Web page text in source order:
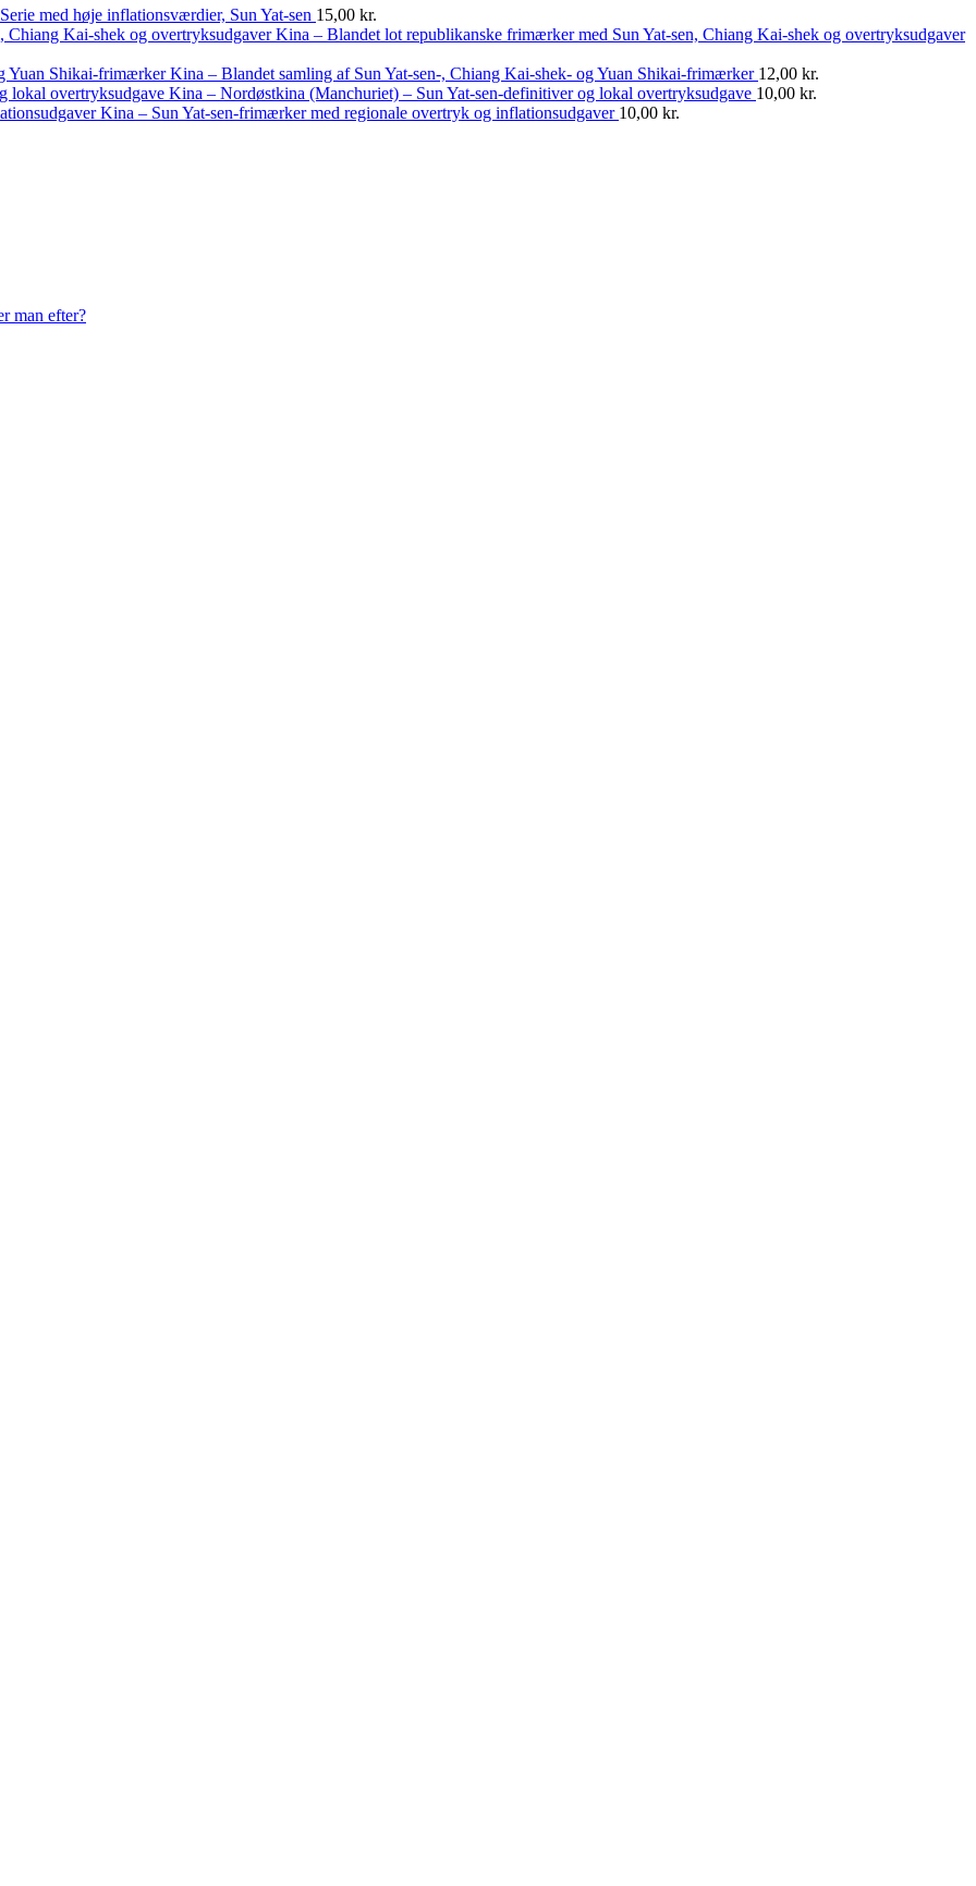
med høje inflationsværdier, Sun Yat-sen 15,00 kr.
Kina – Blandet lot republikanske frimærker med Sun Yat-sen, Chiang Kai-shek og overtryksudgaver
Kina – Blandet samling af Sun Yat-sen-, Chiang Kai-shek- og Yuan Shikai-frimærker 12,00 kr.
Kina – Nordøstkina (Manchuriet) – Sun Yat-sen-definitiver og lokal overtryksudgave 10,00 kr.
Kina – Sun Yat-sen-frimærker med regionale overtryk og inflationsudgaver 10,00 kr.
man efter?